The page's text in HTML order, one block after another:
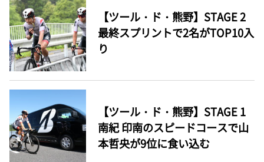
【ツール・ド・熊野】STAGE 2
最終スプリントで2名がTOP10入
り
【ツール・ド・熊野】STAGE 1
南紀 印南のスピードコースで山
本哲央が9位に食い込む